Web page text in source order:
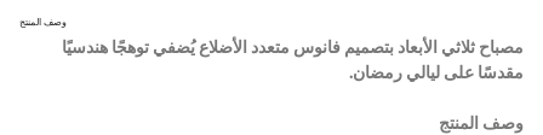
وصف المنتج
مصباح ثلاثي الأبعاد بتصميم فانوس متعدد الأضلاع يُضفي توهجًا هندسيًا
مقدسًا على ليالي رمضان.
وصف المنتج